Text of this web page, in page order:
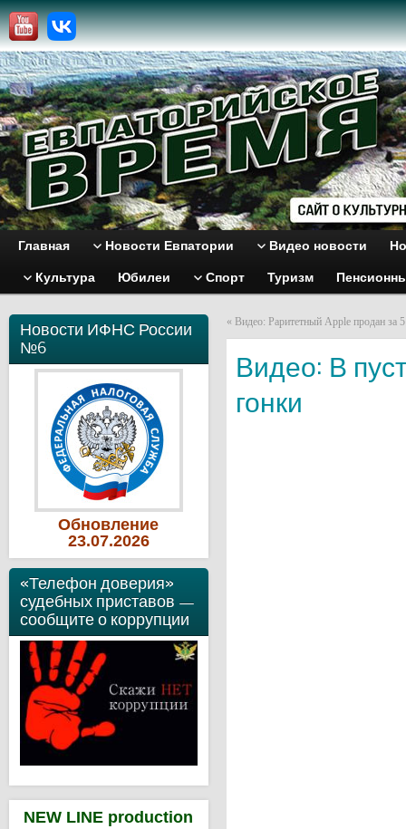
Главная Новости Евпатории Видео новости
Культура Юбилеи Спорт Туризм
Новости ИФНС России
№6
Обновление
23.07.2026
«Телефон доверия»
судебных приставов —
сообщите о коррупции
NEW LINE production
« Видео: Раритетный Apple продан за
Видео: В
гонки